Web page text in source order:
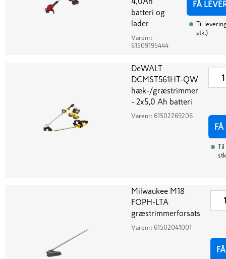
batteri og
lader
Varenr:
61509195444
FÅ
Til
stk.)
DeWALT
DCMST561HT-QW
hæk-/græstrimmer
- 2x5,0 Ah batteri
Varenr: 61502269206
Til
Milwaukee M18
FOPH-LTA
græstrimmerforsats
Varenr: 61502041001